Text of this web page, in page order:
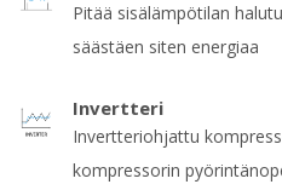
Pitää sisälämpötilan
säästäen siten energiaa
Invertteri
Invertteriohjattu
kompressorin